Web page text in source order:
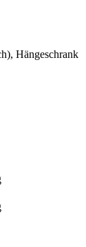
Hängeschrank